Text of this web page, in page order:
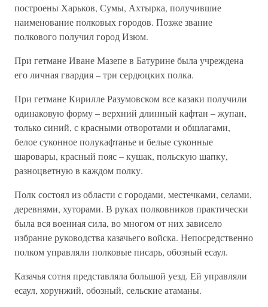
построены Харьков, Сумы, Ахтырка, получившие
наименование полковых городов. Позже звание
полкового получил город Изюм.
При гетмане Иване Мазепе в Батурине была учреждена
его личная гвардия – три сердюцких полка.
При гетмане Кирилле Разумовском все казаки получили
одинаковую форму – верхний длинный кафтан – жупан,
только синий, с красными отворотами и обшлагами,
белое суконное полукафтанье и белые суконные
шаровары, красный пояс – кушак, польскую шапку,
разноцветную в каждом полку.
Полк состоял из области с городами, местечками, селами,
деревнями, хуторами. В руках полковников практически
была вся военная сила, во многом от них зависело
избрание руководства казачьего войска. Непосредственно
полком управляли полковые писарь, обозный есаул.
Казачья сотня представляла большой уезд. Ей управляли
есаул, хорунжий, обозный, сельские атаманы.